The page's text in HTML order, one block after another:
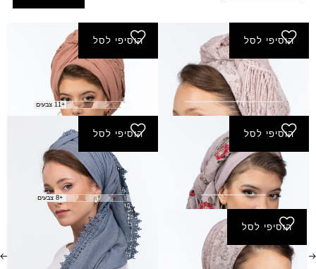
הוסיפי לסל
מטפחת אחווה
₪180.00
הוסיפי לסל
מטפחת בארי
₪170.00
+11 צבעים
הוסיפי לסל
מטפחת חנה
₪100.00
הוסיפי לסל
מטפחת רוני
₪70.00
+8 צבעים
הוסיפי לסל
מרובעת קטנה אחווה